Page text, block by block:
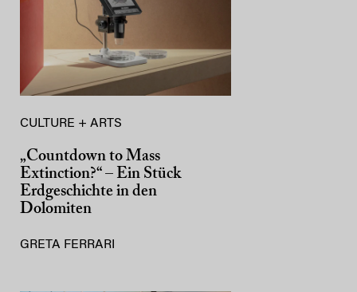
CULTURE + ARTS
„Countdown to Mass
Extinction?“ – Ein Stück
Erdgeschichte in den
Dolomiten
GRETA FERRARI